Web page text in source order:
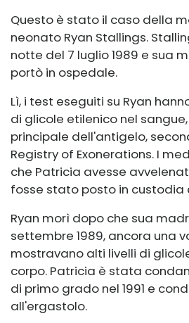
Questo è stato il caso della
neonato Ryan Stallings.
notte del 7 luglio 1989 e sua
portò in ospedale.
Lì, i test eseguiti su Ryan
di glicole etilenico nel
principale dell'antigelo,
Registry of Exonerations. I
che Patricia avesse
fosse stato posto in custodia
Ryan morì dopo che sua
settembre 1989, ancora una
mostravano alti livelli di
corpo. Patricia è stata
di primo grado nel 1991 e
all'ergastolo.